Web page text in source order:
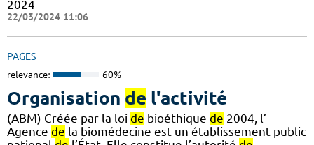
2024
22/03/2024 11:06
PAGES
relevance: 60%
Organisation de l'activité
(ABM) Créée par la loi de bioéthique de 2004, l’
Agence de la biomédecine est un établissement public